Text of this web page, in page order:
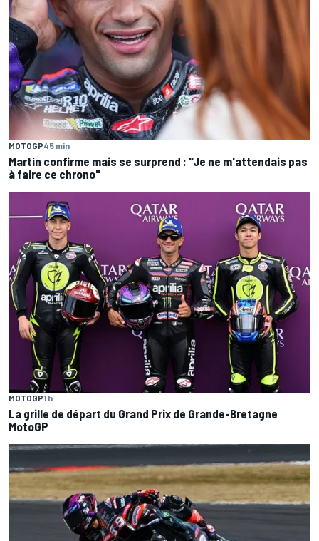
MOTOGP45 min
Martín confirme mais se surprend : "Je ne m'attendais pas
à faire ce chrono"
MOTOGP1 h
La grille de départ du Grand Prix de Grande-Bretagne
MotoGP